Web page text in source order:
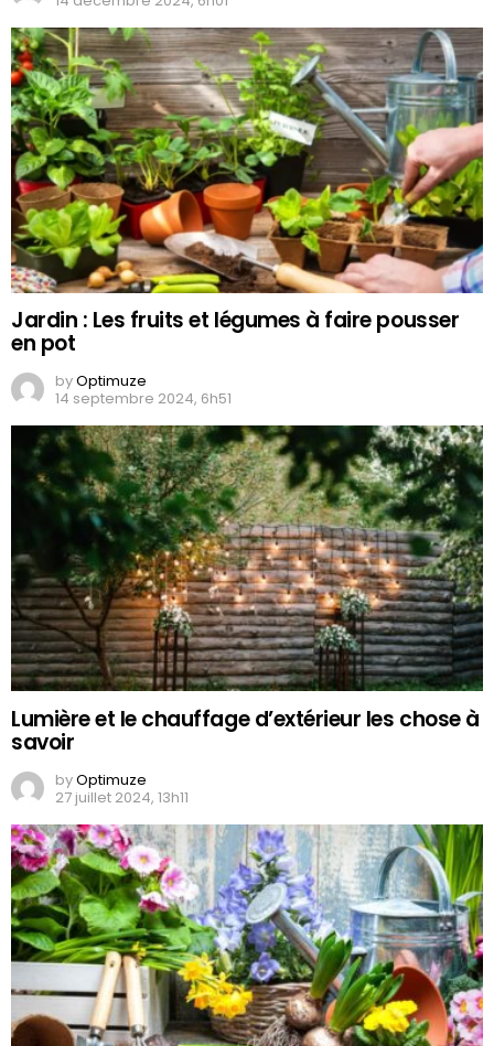
Jardin : Les fruits et légumes à faire pousser
en pot
byOptimuze
14 septembre 2024, 6h51
Lumière et le chauffage d’extérieur les chose à
savoir
byOptimuze
27 juillet 2024, 13h11